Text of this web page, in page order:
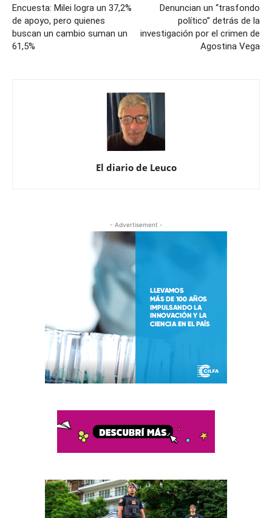
Encuesta: Milei logra un 37,2%
de apoyo, pero quienes
buscan un cambio suman un
61,5%
Denuncian un “trasfondo
político” detrás de la
investigación por el crimen de
Agostina Vega
El diario de Leuco
- Advertisement -